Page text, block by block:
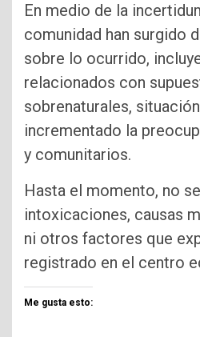
En medio de la
comunidad han surgido
sobre lo ocurrido,
relacionados con
sobrenaturales,
incrementado la
y comunitarios.
Hasta el momento, no
intoxicaciones, causas
ni otros factores que
registrado en el centro
Me gusta esto: